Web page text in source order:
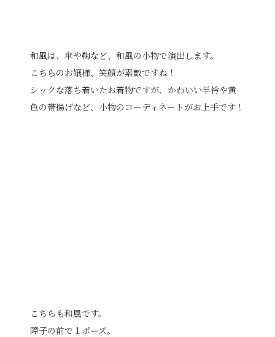
和風は、傘や鞠など、和風の小物で演出します。
こちらのお嬢様、笑顔が素敵ですね！
シックな落ち着いたお着物ですが、かわいい半衿や黄
色の帯揚げなど、小物のコーディネートがお上手です！
こちらも和風です。
障子の前で１ポーズ。